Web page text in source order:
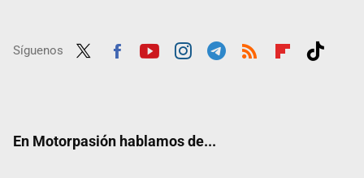
Síguenos
En Motorpasión hablamos de...